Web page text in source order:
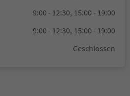
9:00 - 12:30, 15:00 - 19:00
9:00 - 12:30, 15:00 - 19:00
Geschlossen